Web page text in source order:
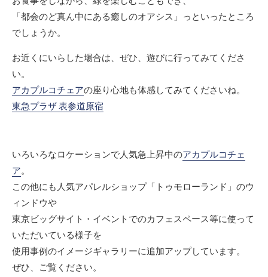
「都会のど真ん中にある癒しのオアシス」っといったところ
でしょうか。
お近くにいらした場合は、ぜひ、遊びに行ってみてくださ
い。
アカプルコチェアの座り心地も体感してみてくださいね。
東急プラザ 表参道原宿
いろいろなロケーションで人気急上昇中のアカプルコチェ
ア。
この他にも人気アパレルショップ「トゥモローランド」のウ
ィンドウや
東京ビッグサイト・イベントでのカフェスペース等に使って
いただいている様子を
使用事例のイメージギャラリーに追加アップしています。
ぜひ、ご覧ください。